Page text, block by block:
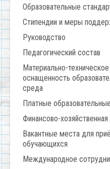
Образовательные
Стипендии и меры
Руководство
Педагогический состав
Материально-
оснащенность
среда
Платные
Финансово-
Вакантные места для
обучающихся
Международное